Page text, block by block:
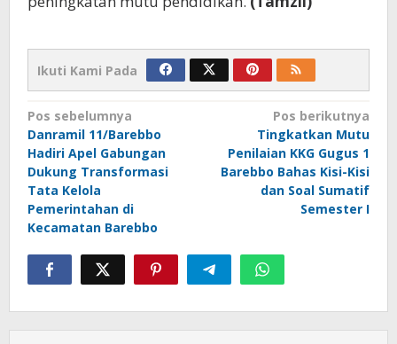
Ikuti Kami Pada
Navigasi
pos
Pos sebelumnya
Danramil 11/Barebbo
Hadiri Apel Gabungan
Dukung Transformasi
Tata Kelola
Pemerintahan di
Kecamatan Barebbo
Pos berikutnya
Tingkatkan Mutu
Penilaian KKG Gugus 1
Barebbo Bahas Kisi-Kisi
dan Soal Sumatif
Semester I